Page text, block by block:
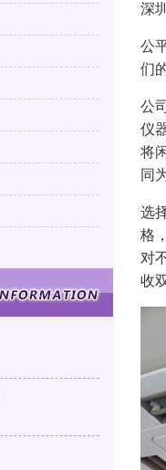
深
公
们
公
仪
将
同
选
格
对
收